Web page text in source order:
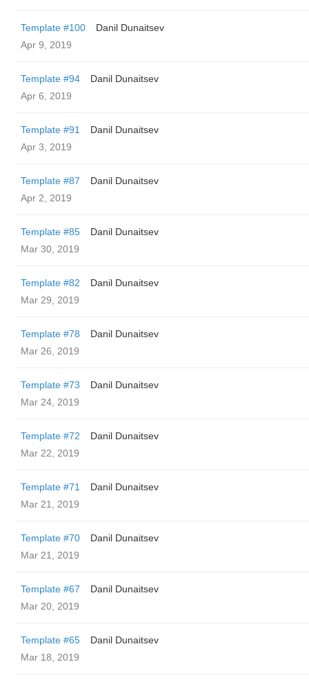
Template #100
Danil Dunaitsev
Apr 9, 2019
Template #94
Danil Dunaitsev
Apr 6, 2019
Template #91
Danil Dunaitsev
Apr 3, 2019
Template #87
Danil Dunaitsev
Apr 2, 2019
Template #85
Danil Dunaitsev
Mar 30, 2019
Template #82
Danil Dunaitsev
Mar 29, 2019
Template #78
Danil Dunaitsev
Mar 26, 2019
Template #73
Danil Dunaitsev
Mar 24, 2019
Template #72
Danil Dunaitsev
Mar 22, 2019
Template #71
Danil Dunaitsev
Mar 21, 2019
Template #70
Danil Dunaitsev
Mar 21, 2019
Template #67
Danil Dunaitsev
Mar 20, 2019
Template #65
Danil Dunaitsev
Mar 18, 2019